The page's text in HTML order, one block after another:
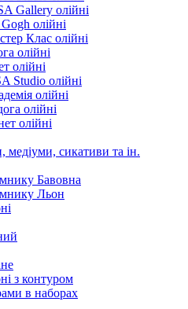
Gallery олійні
олійні
Клас олійні
олійні
олійні
Studio олійні
олійні
олійні
олійні
медіуми, сикативи та ін.
Бавовна
Льон
з контуром
в наборах